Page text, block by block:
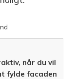
når du vil
fylde facaden